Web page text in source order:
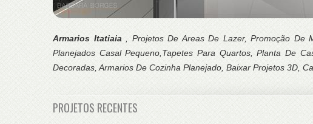
Armarios Itatiaia
, Projetos De Areas De Lazer, Promoção De
Planejados Casal Pequeno,Tapetes Para Quartos, Planta De
Decoradas, Armarios De Cozinha Planejado, Baixar Projetos 3D,
PROJETOS RECENTES